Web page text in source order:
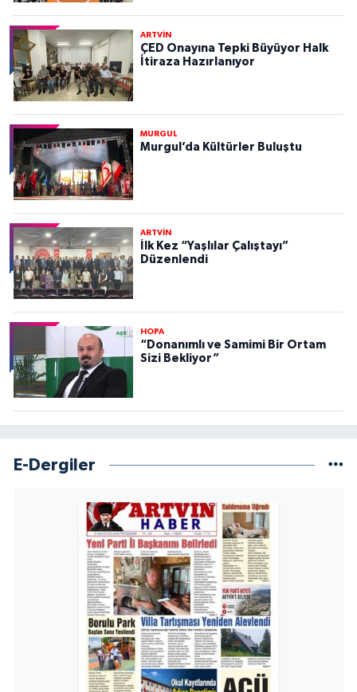
ARTVİN
ÇED Onayına Tepki Büyüyor Halk
İtiraza Hazırlanıyor
MURGUL
Murgul’da Kültürler Buluştu
ARTVİN
İlk Kez “Yaşlılar Çalıştayı”
Düzenlendi
HOPA
“Donanımlı ve Samimi Bir Ortam
Sizi Bekliyor”
E-Dergiler